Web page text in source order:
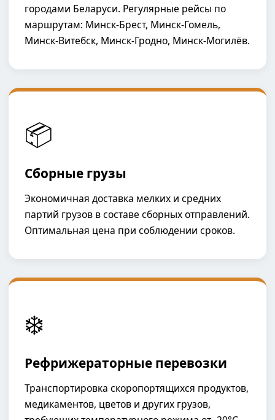
городами Беларуси. Регулярные рейсы по
маршрутам: Минск-Брест, Минск-Гомель,
Минск-Витебск, Минск-Гродно, Минск-Могилёв.
📦
Сборные грузы
Экономичная доставка мелких и средних
партий грузов в составе сборных отправлений.
Оптимальная цена при соблюдении сроков.
❄️
Рефрижераторные перевозки
Транспортировка скоропортящихся продуктов,
медикаментов, цветов и других грузов,